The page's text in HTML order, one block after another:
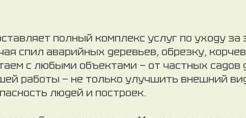
полный комплекс услуг по уходу
спил аварийных деревьев, обрезку,
с любыми объектами — от частных садов
работы — не только улучшить внешний
людей и построек.